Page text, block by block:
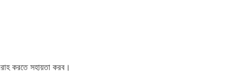
করতে সহায়তা করব।